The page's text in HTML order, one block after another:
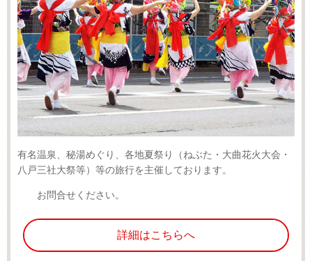
有名温泉、秘湯めぐり、各地夏祭り（ねぶた・大曲花火大会・
八戸三社大祭等）等の旅行を主催しております。
お問合せください。
詳細はこちらへ